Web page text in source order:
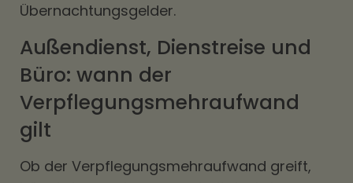
Übernachtungsgelder.
Außendienst, Dienstreise und
Büro: wann der
Verpflegungsmehraufwand
gilt
Ob der Verpflegungsmehraufwand greift,